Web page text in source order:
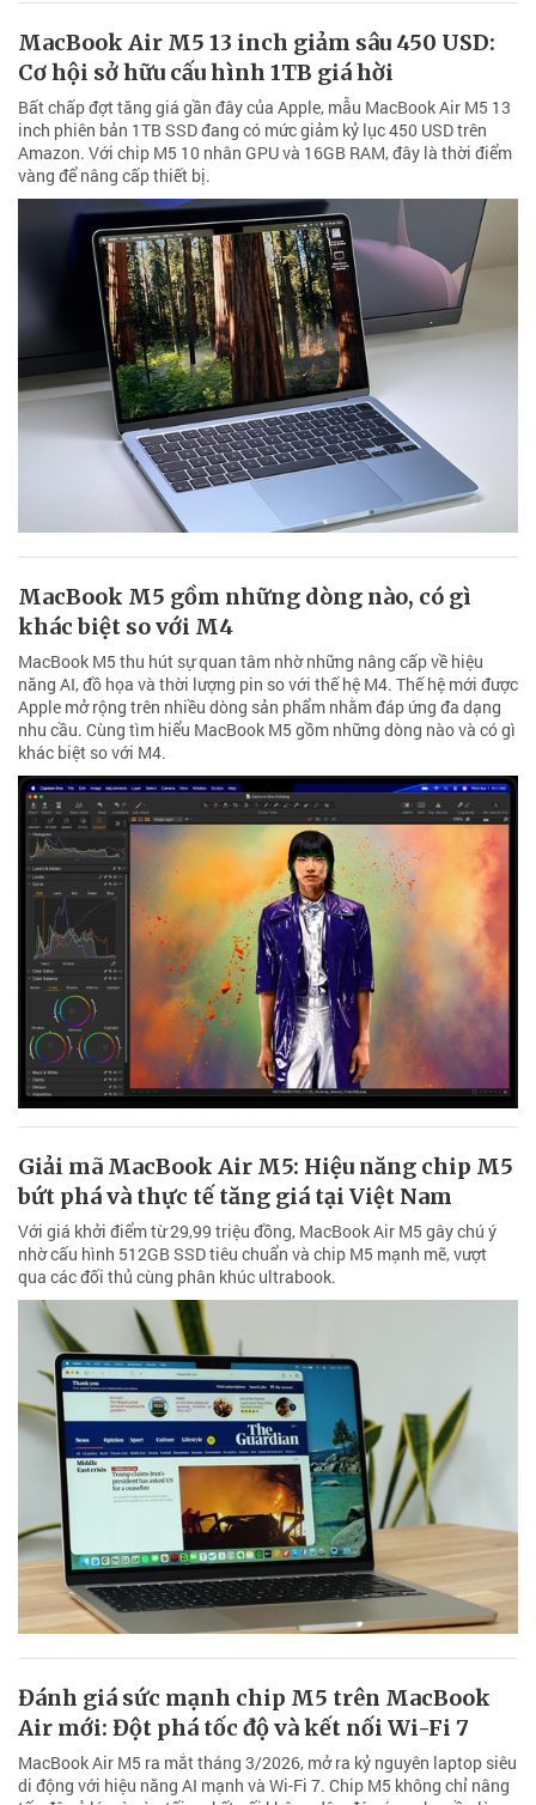
MacBook Air M5 13 inch giảm sâu 450 USD:
Cơ hội sở hữu cấu hình 1TB giá hời
Bất chấp đợt tăng giá gần đây của Apple, mẫu MacBook Air M5 13
inch phiên bản 1TB SSD đang có mức giảm kỷ lục 450 USD trên
Amazon. Với chip M5 10 nhân GPU và 16GB RAM, đây là thời điểm
vàng để nâng cấp thiết bị.
MacBook M5 gồm những dòng nào, có gì
khác biệt so với M4
MacBook M5 thu hút sự quan tâm nhờ những nâng cấp về hiệu
năng AI, đồ họa và thời lượng pin so với thế hệ M4. Thế hệ mới được
Apple mở rộng trên nhiều dòng sản phẩm nhằm đáp ứng đa dạng
nhu cầu. Cùng tìm hiểu MacBook M5 gồm những dòng nào và có gì
khác biệt so với M4.
Giải mã MacBook Air M5: Hiệu năng chip M5
bứt phá và thực tế tăng giá tại Việt Nam
Với giá khởi điểm từ 29,99 triệu đồng, MacBook Air M5 gây chú ý
nhờ cấu hình 512GB SSD tiêu chuẩn và chip M5 mạnh mẽ, vượt
qua các đối thủ cùng phân khúc ultrabook.
Đánh giá sức mạnh chip M5 trên MacBook
Air mới: Đột phá tốc độ và kết nối Wi-Fi 7
MacBook Air M5 ra mắt tháng 3/2026, mở ra kỷ nguyên laptop siêu
di động với hiệu năng AI mạnh và Wi-Fi 7. Chip M5 không chỉ nâng